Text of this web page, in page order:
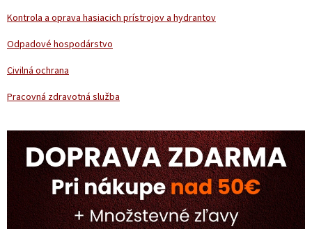
Kontrola a oprava hasiacich prístrojov a hydrantov
Odpadové hospodárstvo
Civilná ochrana
Pracovná zdravotná služba